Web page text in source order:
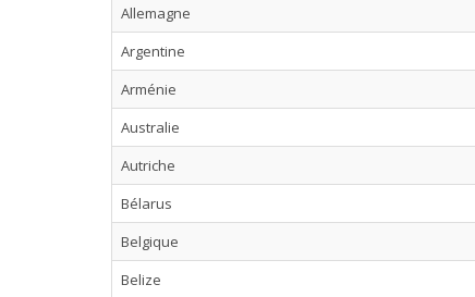
Allemagne
Argentine
Arménie
Australie
Autriche
Bélarus
Belgique
Belize